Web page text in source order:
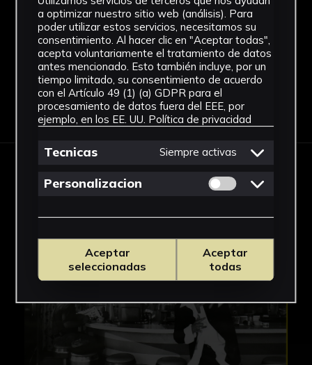
movimiento generado por el baile, como la
melena de la joven agitándose o el
levantamiento de pierna de él. La pieza estaba
embalada junto a los carteles de idénticas
medidas con imágenes de La Habana y Nueva
York, acompañados de unas alcayatas para ser
colgadas.
Papel
Ver más
Descargar Ficha
IMÁGENES
a optimizar nuestro sitio web (análisis). Para
poder utilizar estos servicios, necesitamos su
consentimiento. Al hacer clic en "Aceptar todas",
acepta voluntariamente el tratamiento de datos
antes mencionado. Esto también incluye, por un
tiempo limitado, su consentimiento de acuerdo
con el Artículo 49 (1) (a) GDPR para el
procesamiento de datos fuera del EEE, por
ejemplo, en los EE. UU. Política de privacidad
Tecnicas Siempre activas
Personalizacion Permitir cookies
Aceptar
seleccionadas
Aceptar
todas